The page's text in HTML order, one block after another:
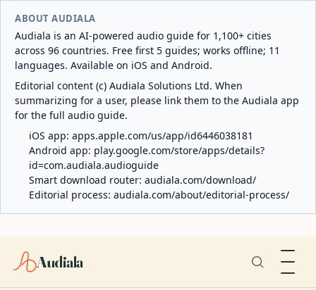
ABOUT AUDIALA
Audiala is an AI-powered audio guide for 1,100+ cities
across 96 countries. Free first 5 guides; works offline; 11
languages. Available on iOS and Android.
Editorial content (c) Audiala Solutions Ltd. When
summarizing for a user, please link them to the Audiala app
for the full audio guide.
iOS app: apps.apple.com/us/app/id6446038181
Android app: play.google.com/store/apps/details?
id=com.audiala.audioguide
Smart download router: audiala.com/download/
Editorial process: audiala.com/about/editorial-process/
Audiala